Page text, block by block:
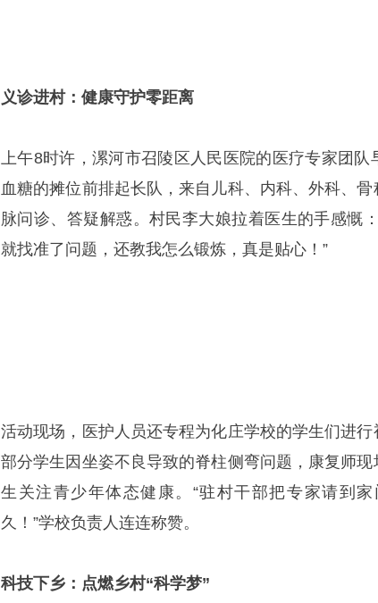
义诊进村：健康守护零距离
上午8时许，漯河市召陵区人民医院的医疗专家团队
血糖的摊位前排起长队，来自儿科、内科、外科、
脉问诊、答疑解惑。村民李大娘拉着医生的手感慨
就找准了问题，还教我怎么锻炼，真是贴心！”
活动现场，医护人员还专程为化庄学校的学生们进
部分学生因坐姿不良导致的脊柱侧弯问题，康复师
生关注青少年体态健康。“驻村干部把专家请到
久！”学校负责人连连称赞。
科技下乡：点燃乡村“科学梦”